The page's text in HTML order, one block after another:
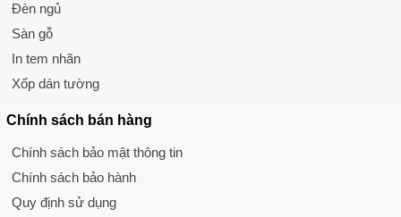
Đèn ngủ
Sàn gỗ
In tem nhãn
Xốp dán tường
Chính sách bán hàng
Chính sách bảo mật thông tin
Chính sách bảo hành
Quy định sử dụng